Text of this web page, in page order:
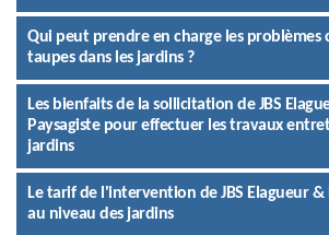
Qui peut prendre en charge les problèmes
taupes dans les jardins ?
Les bienfaits de la sollicitation de JBS
Paysagiste pour effectuer les travaux
jardins
Le tarif de l'intervention de JBS Elagueur &
au niveau des jardins